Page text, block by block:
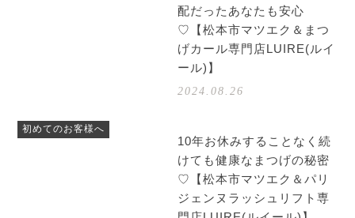
配だったあなたも安心
♡【松本市マツエク＆まつ
げカール専門店LUIRE(ルイ
ール)】
2024.08.26
初めてのお客様へ
10年お休みすることなく続
けても健康なまつげの秘密
♡【松本市マツエク＆パリ
ジェンヌラッシュリフト専